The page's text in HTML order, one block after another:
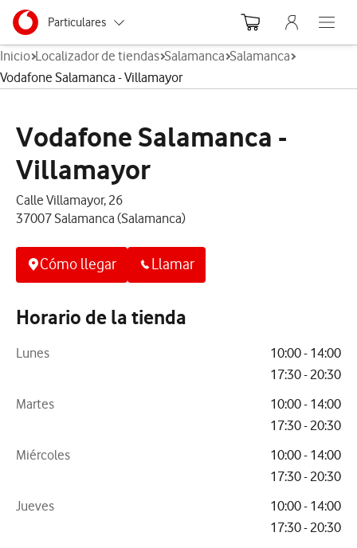
Ir a la pagina principal de vodafone.es
Menu navegación Segmento
Particulares
Autónomos
Grandes empresas
Menu
Abre el
Inicio Localizador de tiendas Salamanca Salamanca
Vodafone Salamanca - Villamayor
Vodafone Salamanca -
Villamayor
Calle Villamayor, 26
37007 Salamanca (Salamanca)
Cómo llegar Llamar
Horario de la tienda
Lunes
10:00 - 14:00
17:30 - 20:30
Martes
10:00 - 14:00
17:30 - 20:30
Miércoles
10:00 - 14:00
17:30 - 20:30
Jueves
10:00 - 14:00
17:30 - 20:30